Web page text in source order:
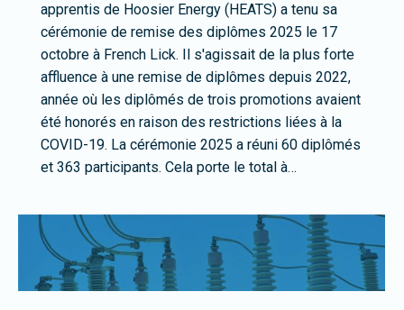
apprentis de Hoosier Energy (HEATS) a tenu sa
cérémonie de remise des diplômes 2025 le 17
octobre à French Lick. Il s'agissait de la plus forte
affluence à une remise de diplômes depuis 2022,
année où les diplômés de trois promotions avaient
été honorés en raison des restrictions liées à la
COVID-19. La cérémonie 2025 a réuni 60 diplômés
et 363 participants. Cela porte le total à…